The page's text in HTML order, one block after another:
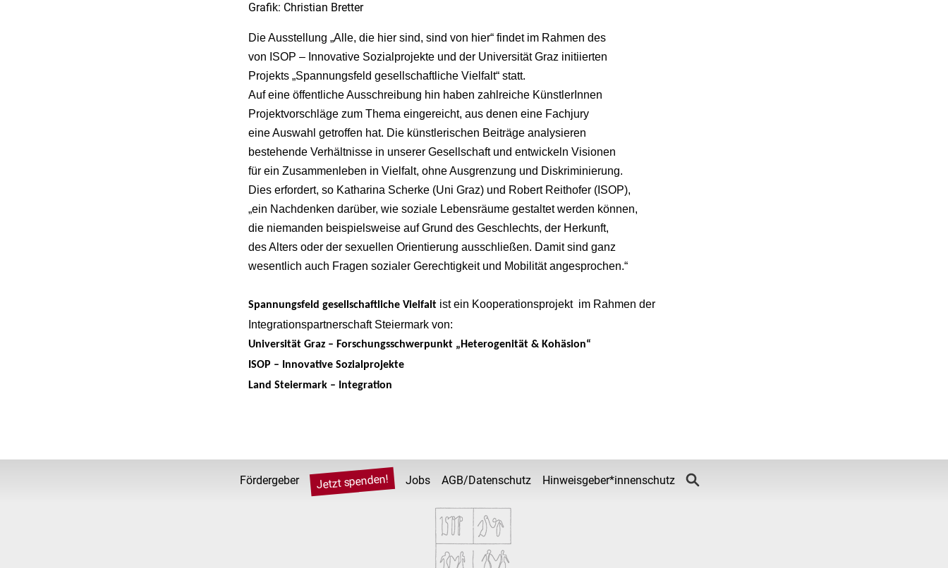
Grafik: Christian Bretter
Die Ausstellung „Alle, die hier sind, sind von hier“ findet im Rahmen des
von ISOP – Innovative Sozialprojekte und der Universität Graz initiierten
Projekts „Spannungsfeld gesellschaftliche Vielfalt“ statt.
Auf eine öffentliche Ausschreibung hin haben zahlreiche KünstlerInnen
Projektvorschläge zum Thema eingereicht, aus denen eine Fachjury
eine Auswahl getroffen hat. Die künstlerischen Beiträge analysieren
bestehende Verhältnisse in unserer Gesellschaft und entwickeln Visionen
für ein Zusammenleben in Vielfalt, ohne Ausgrenzung und Diskriminierung.
Dies erfordert, so Katharina Scherke (Uni Graz) und Robert Reithofer (ISOP),
„ein Nachdenken darüber, wie soziale Lebensräume gestaltet werden können,
die niemanden beispielsweise auf Grund des Geschlechts, der Herkunft,
des Alters oder der sexuellen Orientierung ausschließen. Damit sind ganz
wesentlich auch Fragen sozialer Gerechtigkeit und Mobilität angesprochen.“
Spannungsfeld gesellschaftliche Vielfalt ist ein Kooperationsprojekt im Rahmen der
Integrationspartnerschaft Steiermark von:
Universität Graz – Forschungsschwerpunkt „Heterogenität & Kohäsion“
ISOP – Innovative Sozialprojekte
Land Steiermark – Integration
Fördergeber Jetzt spenden! Jobs AGB/Datenschutz Hinweisgeber*innenschutz